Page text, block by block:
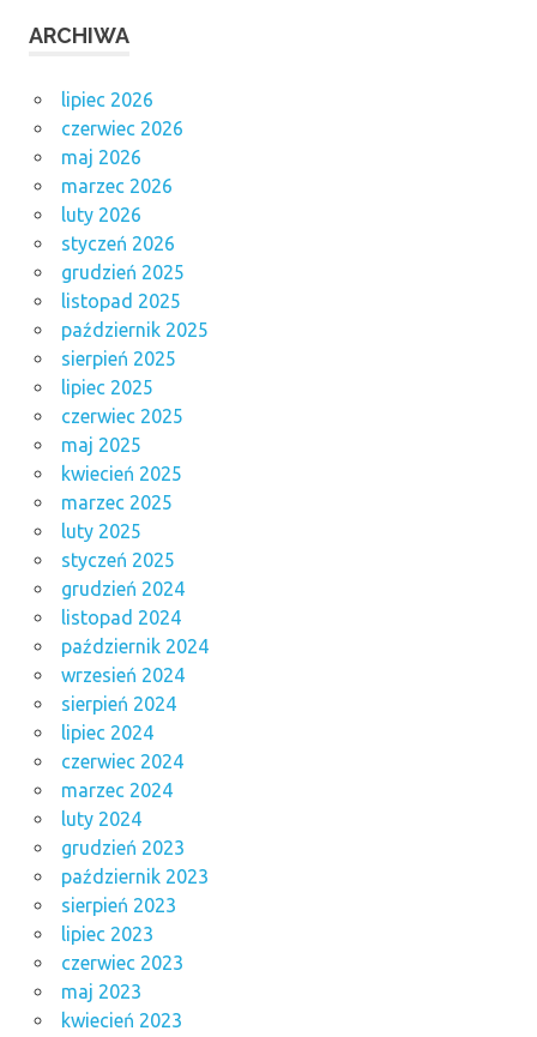
ARCHIWA
lipiec 2026
czerwiec 2026
maj 2026
marzec 2026
luty 2026
styczeń 2026
grudzień 2025
listopad 2025
październik 2025
sierpień 2025
lipiec 2025
czerwiec 2025
maj 2025
kwiecień 2025
marzec 2025
luty 2025
styczeń 2025
grudzień 2024
listopad 2024
październik 2024
wrzesień 2024
sierpień 2024
lipiec 2024
czerwiec 2024
marzec 2024
luty 2024
grudzień 2023
październik 2023
sierpień 2023
lipiec 2023
czerwiec 2023
maj 2023
kwiecień 2023